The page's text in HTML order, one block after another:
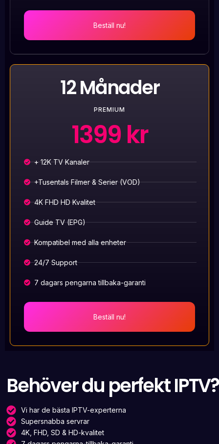
Beställ nu!
12 Månader
PREMIUM
1399 kr
+ 12K TV Kanaler
+Tusentals Filmer & Serier (VOD)
4K FHD HD Kvalitet
Guide TV (EPG)
Kompatibel med alla enheter
24/7 Support
7 dagars pengarna tillbaka-garanti
Beställ nu!
Behöver du perfekt IPTV?
Vi har de bästa IPTV-experterna
Supersnabba servrar
4K, FHD, SD & HD-kvalitet